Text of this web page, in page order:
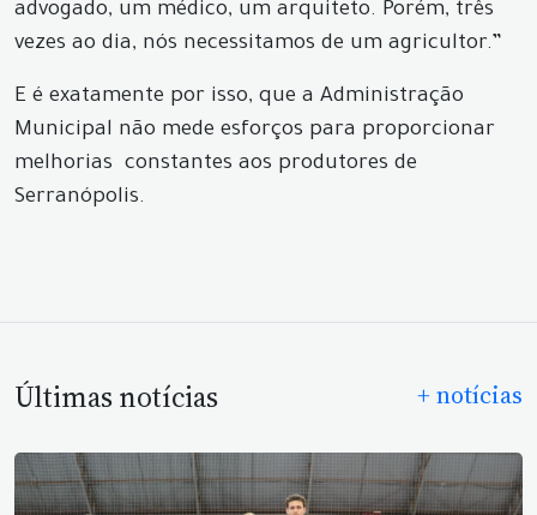
advogado, um médico, um arquiteto. Porém, três
vezes ao dia, nós necessitamos de um agricultor.”
E é exatamente por isso, que a Administração
Municipal não mede esforços para proporcionar
melhorias constantes aos produtores de
Serranópolis.
Últimas notícias + notícias